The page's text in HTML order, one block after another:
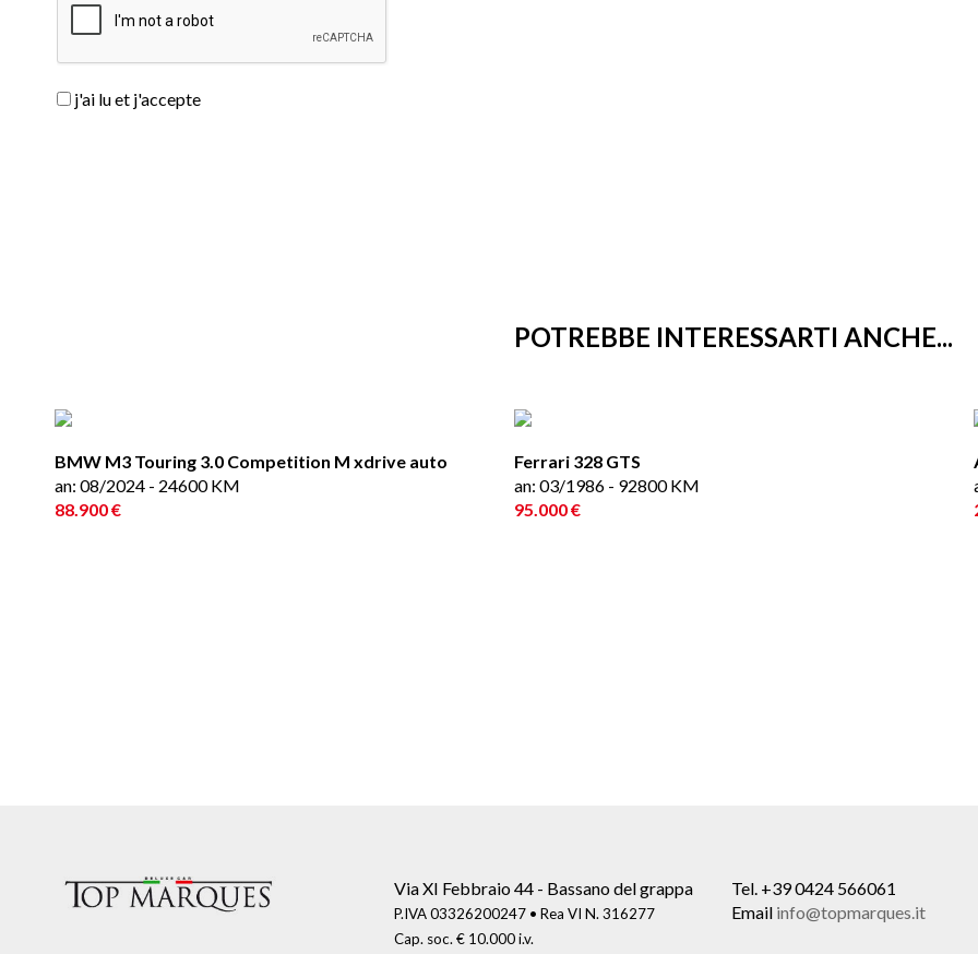
j'ai lu et j'accepte
POTREBBE INTERESSARTI ANCHE...
BMW M3 Touring 3.0 Competition M xdrive auto
an: 08/2024 - 24600 KM
88.900 €
Ferrari 328 GTS
an: 03/1986 - 92800 KM
95.000 €
Via XI Febbraio 44 - Bassano del grappa
P.IVA 03326200247 • Rea VI N. 316277
Cap. soc. € 10.000 i.v.
Tel. +39 0424 566061
Email info@topmarques.it